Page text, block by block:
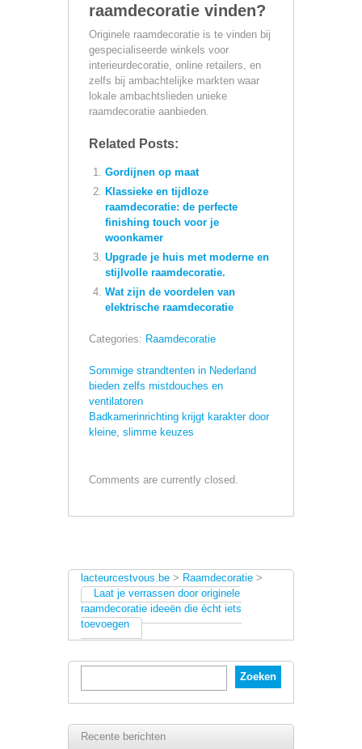
raamdecoratie vinden?
Originele raamdecoratie is te vinden bij
gespecialiseerde winkels voor
interieurdecoratie, online retailers, en
zelfs bij ambachtelijke markten waar
lokale ambachtslieden unieke
raamdecoratie aanbieden.
Related Posts:
Gordijnen op maat
Klassieke en tijdloze
raamdecoratie: de perfecte
finishing touch voor je
woonkamer
Upgrade je huis met moderne en
stijlvolle raamdecoratie.
Wat zijn de voordelen van
elektrische raamdecoratie
Categories: Raamdecoratie
Sommige strandtenten in Nederland
bieden zelfs mistdouches en
ventilatoren
Badkamerinrichting krijgt karakter door
kleine, slimme keuzes
Comments are currently closed.
lacteurcestvous.be > Raamdecoratie >
Laat je verrassen door originele
raamdecoratie ideeën die écht iets
toevoegen
Recente berichten